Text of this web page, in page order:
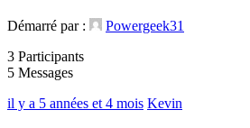
Démarré par :
Powergeek31
3 Participants
5 Messages
il y a 5 années et 4 mois Kevin